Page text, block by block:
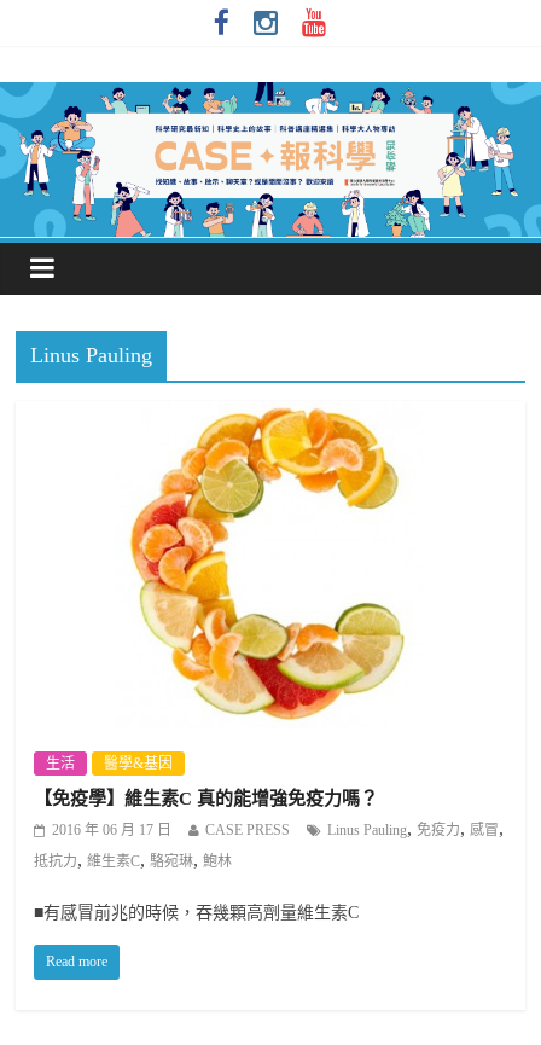
Linus Pauling
生活 醫學&基因
【免疫學】維生素C 真的能增強免疫力嗎？
2016 年 06 月 17 日 CASE PRESS Linus Pauling, 免疫力, 感冒,
抵抗力,維生素C, 駱宛琳,鮑林
■有感冒前兆的時候，吞幾顆高劑量維生素C
Read more